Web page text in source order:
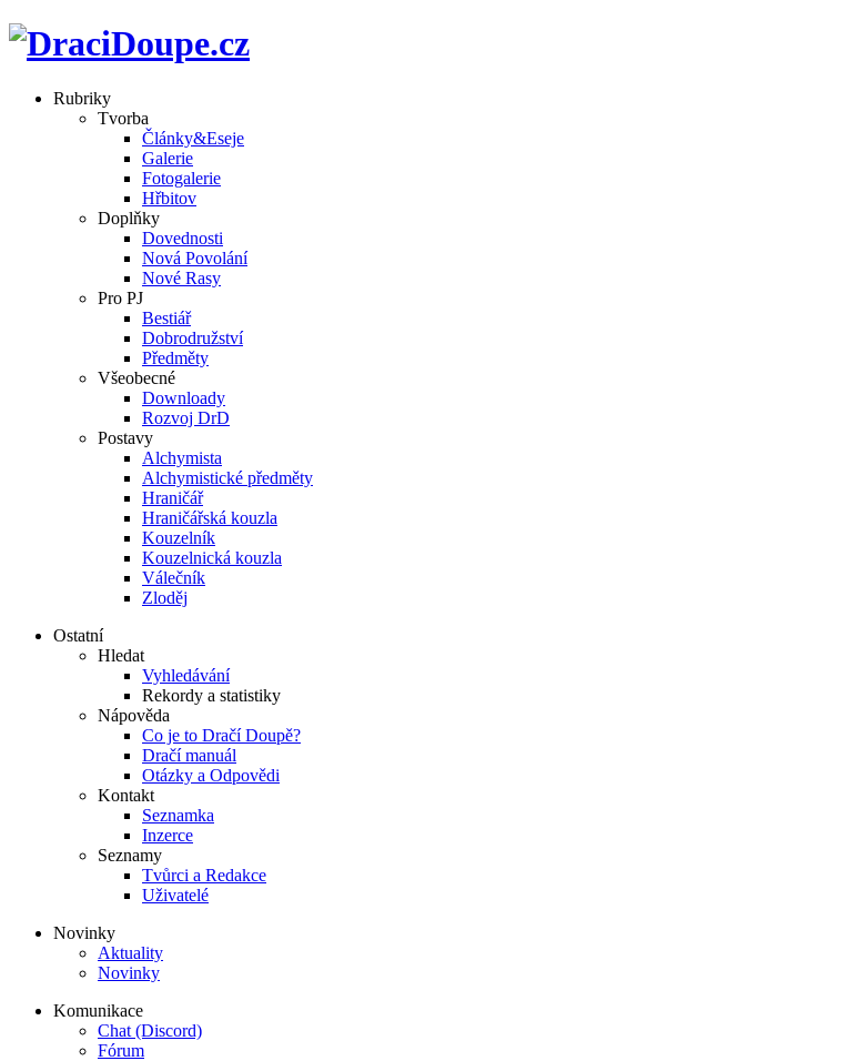
Rubriky
Tvorba
Články&Eseje
Galerie
Fotogalerie
Hřbitov
Doplňky
Dovednosti
Nová Povolání
Nové Rasy
Pro PJ
Bestiář
Dobrodružství
Předměty
Všeobecné
Downloady
Rozvoj DrD
Postavy
Alchymista
Alchymistické předměty
Hraničář
Hraničářská kouzla
Kouzelník
Kouzelnická kouzla
Válečník
Zloděj
Ostatní
Hledat
Vyhledávání
Rekordy a statistiky
Nápověda
Co je to Dračí Doupě?
Dračí manuál
Otázky a Odpovědi
Kontakt
Seznamka
Inzerce
Seznamy
Tvůrci a Redakce
Uživatelé
Novinky
Aktuality
Novinky
Komunikace
Chat (Discord)
Fórum